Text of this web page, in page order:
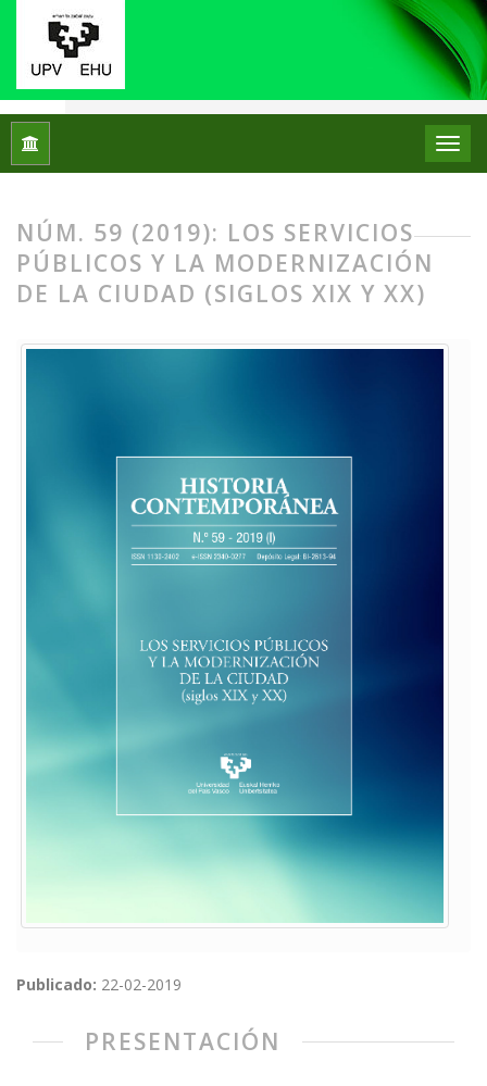
Inicio Núm. 59 (2019): Los servicios públicos y la
NÚM. 59 (2019): LOS SERVICIOS
PÚBLICOS Y LA MODERNIZACIÓN
DE LA CIUDAD (SIGLOS XIX Y XX)
Publicado: 22-02-2019
PRESENTACIÓN